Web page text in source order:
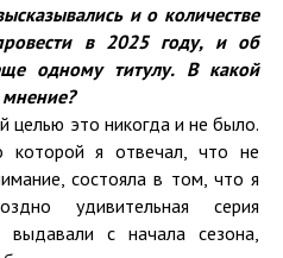
и о количестве
в 2025 году, и об
одному титулу. В какой
целью это никогда и не было.
которой я отвечал, что не
состояла в том, что я
удивительная серия
выдавали с начала сезона,